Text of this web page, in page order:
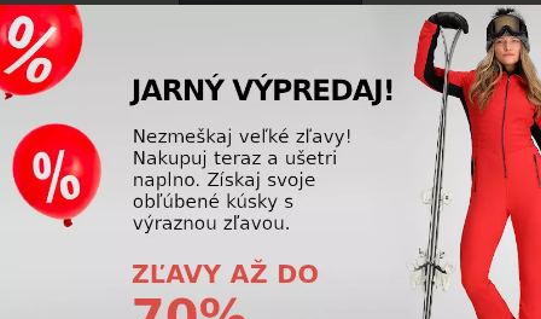
... 9
Kvalitné lyžiarske okuliare Vám zabezpečia dobrú viditeľnosť na
svahu. V našej ponuke nájdete okuliare s rôznymi úpravami ako je
napr. fotochromatická funkcia ktorá automaticky mení odtieň skla
podľa svetelných podmienok na svahu.